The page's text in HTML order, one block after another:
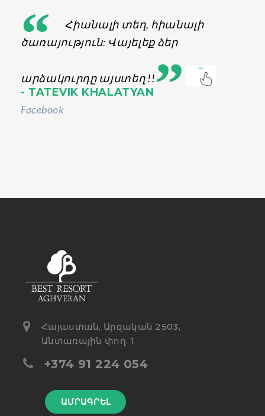
“
Հիանալի տեղ, հիանալի
ծառայություն: Վայելեք ձեր
արձակուրդը այստեղ !! „
- TATEVIK KHALATYAN
Facebook
Հայաստան, Արզական 2503,
Անտառային փող. 1
+374 91 224 054
ԱՄՐԱԳՐԵԼ